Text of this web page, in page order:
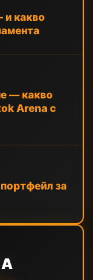
и какво
— какво
Arena с
за